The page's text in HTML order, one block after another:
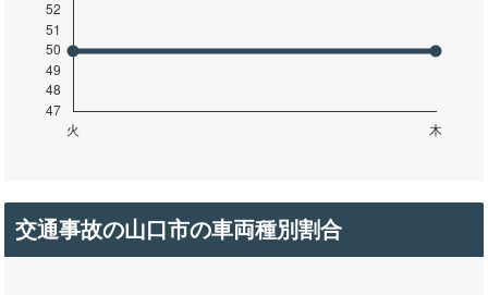
交通事故の山口市の車両種別割合